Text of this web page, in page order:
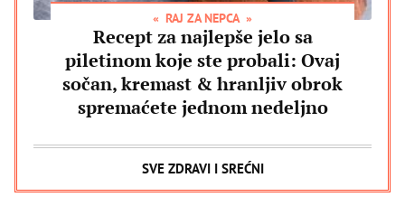
RAJ ZA NEPCA
Recept za najlepše jelo sa
piletinom koje ste probali: Ovaj
sočan, kremast & hranljiv obrok
spremaćete jednom nedeljno
SVE ZDRAVI I SREĆNI